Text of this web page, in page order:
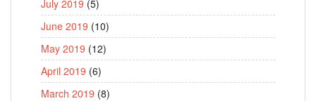
July 2019 (5)
June 2019 (10)
May 2019 (12)
April 2019 (6)
March 2019 (8)